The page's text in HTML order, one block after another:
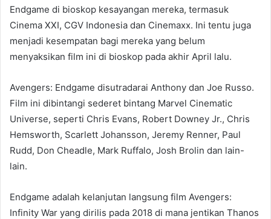
Endgame di bioskop kesayangan mereka, termasuk
Cinema XXI, CGV Indonesia dan Cinemaxx. Ini tentu juga
menjadi kesempatan bagi mereka yang belum
menyaksikan film ini di bioskop pada akhir April lalu.
Avengers: Endgame disutradarai Anthony dan Joe Russo.
Film ini dibintangi sederet bintang Marvel Cinematic
Universe, seperti Chris Evans, Robert Downey Jr., Chris
Hemsworth, Scarlett Johansson, Jeremy Renner, Paul
Rudd, Don Cheadle, Mark Ruffalo, Josh Brolin dan lain-
lain.
Endgame adalah kelanjutan langsung film Avengers:
Infinity War yang dirilis pada 2018 di mana jentikan Thanos